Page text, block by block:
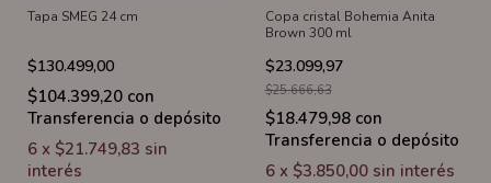
Tapa SMEG 24 cm
$130.499,00
$104.399,20 con
Transferencia o depósito
6 x $21.749,83 sin
interés
Copa cristal Bohemia Anita
Brown 300 ml
$23.099,97
$25.666,63
$18.479,98 con
Transferencia o depósito
6 x $3.850,00 sin interés